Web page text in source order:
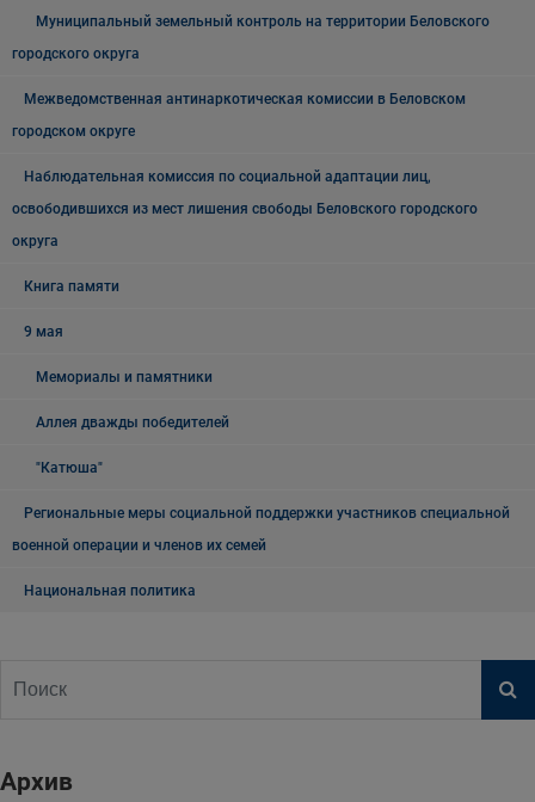
Муниципальный земельный контроль на территории Беловского
городского округа
Межведомственная антинаркотическая комиссии в Беловском
городском округе
Наблюдательная комиссия по социальной адаптации лиц,
освободившихся из мест лишения свободы Беловского городского
округа
Книга памяти
9 мая
Мемориалы и памятники
Аллея дважды победителей
"Катюша"
Региональные меры социальной поддержки участников специальной
военной операции и членов их семей
Национальная политика
Архив